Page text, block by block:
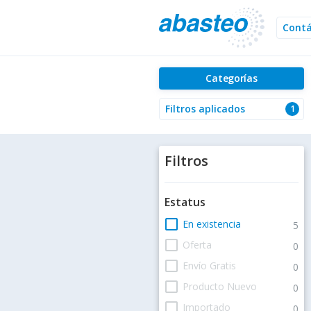
Categorías
1
Filtros aplicados
Filtros
Estatus
check_box_outline_blank En existencia 5
check_box_outline_blank Oferta 0
check_box_outline_blank Envío Gratis 0
check_box_outline_blank Producto Nuevo 0
check_box_outline_blank Importado